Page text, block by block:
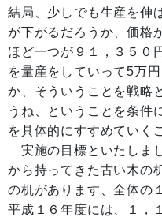
結局、少しでも生産を伸
が下がるだろうか、価格
ほど一つが９１，３５０
を量産をしていって5万
か、そういうことを戦略
うね、ということを条件
を具体的にすすめていく
実施の目標といたしま
から持ってきた古い木の
の机があります、全体の
平成１６年度には、１，